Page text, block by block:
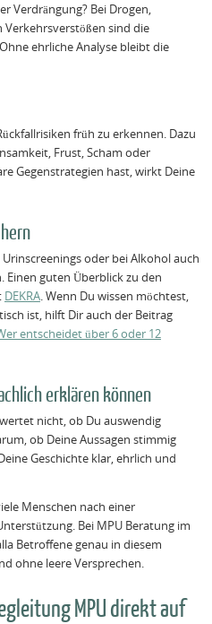
Verdrängung? Bei Drogen,
sind die
ehrliche Analyse bleibt die
früh zu erkennen. Dazu
Frust, Scham oder
Gegenstrategien hast, wirkt Deine
oder bei Alkohol auch
Einen guten Überblick zu den
DEKRA. Wenn Du wissen möchtest,
ist, hilft Dir auch der Beitrag
entscheidet über 6 oder 12
erklären können
nicht, ob Du auswendig
ob Deine Aussagen stimmig
Geschichte klar, ehrlich und
Menschen nach einer
Bei MPU Beratung im
Betroffene genau in diesem
ohne leere Versprechen.
MPU direkt auf